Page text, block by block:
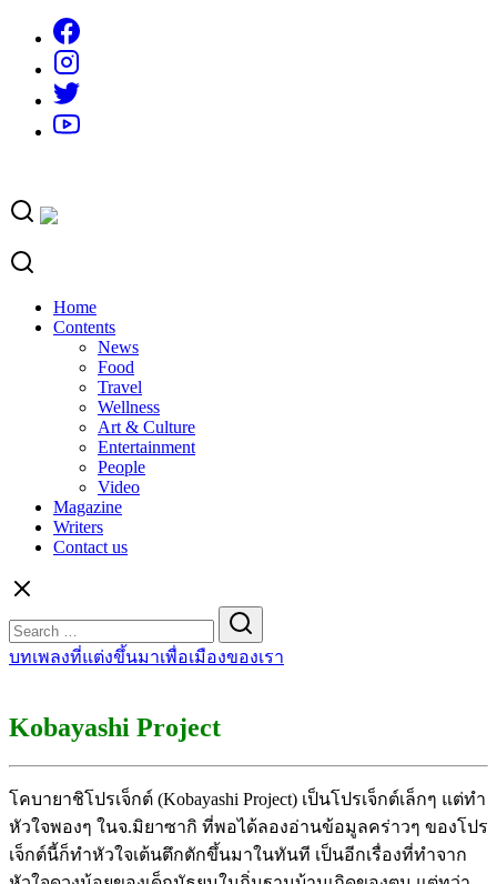
content
Home
Contents
News
Food
Travel
Wellness
Art & Culture
Entertainment
People
Video
Magazine
Writers
Contact us
for:
บทเพลงที่แต่งขึ้นมาเพื่อเมืองของเรา
Kobayashi Project
โคบายาชิโปรเจ็กต์ (Kobayashi Project) เป็นโปรเจ็กต์เล็กๆ แต่ทำ
หัวใจพองๆ ในจ.มิยาซากิ ที่พอได้ลองอ่านข้อมูลคร่าวๆ ของโปร
เจ็กต์นี้ก็ทำหัวใจเต้นตึกตักขึ้นมาในทันที เป็นอีกเรื่องที่ทำจาก